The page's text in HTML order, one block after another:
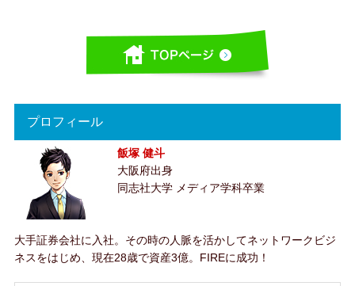
プロフィール
飯塚 健斗
大阪府出身
同志社大学 メディア学科卒業
大手証券会社に入社。その時の人脈を活かしてネットワークビジ
ネスをはじめ、現在28歳で資産3億。FIREに成功！